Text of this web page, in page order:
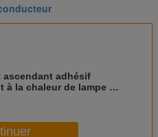
ascendant adhésif
à la chaleur de lampe de